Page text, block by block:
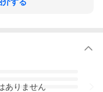
ありません